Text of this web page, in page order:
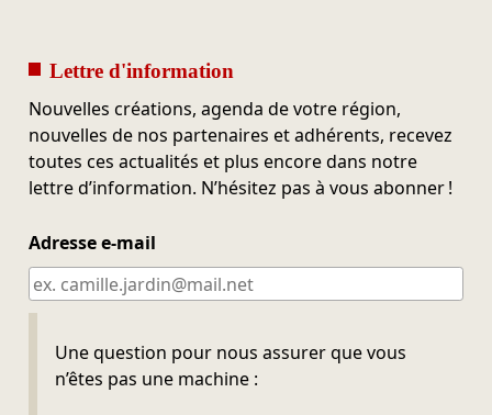
Lettre d'information
Nouvelles créations, agenda de votre région,
nouvelles de nos partenaires et adhérents, recevez
toutes ces actualités et plus encore dans notre
lettre d’information. N’hésitez pas à vous abonner !
Adresse e-mail
Une question pour nous assurer que vous
n’êtes pas une machine :
Ne pas remplir